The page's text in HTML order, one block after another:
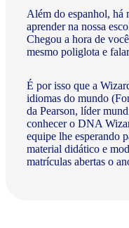
Além do espanhol, há
aprender na nossa
Chegou a hora de
mesmo poliglota e
É por isso que a
idiomas do mundo
da Pearson, líder
conhecer o DNA
equipe lhe esperando
material didático e
matrículas abertas o